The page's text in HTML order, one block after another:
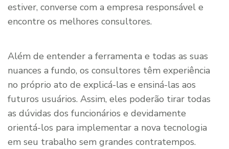
estiver, converse com a empresa responsável e
encontre os melhores consultores.
Além de entender a ferramenta e todas as suas
nuances a fundo, os consultores têm experiência
no próprio ato de explicá-las e ensiná-las aos
futuros usuários. Assim, eles poderão tirar todas
as dúvidas dos funcionários e devidamente
orientá-los para implementar a nova tecnologia
em seu trabalho sem grandes contratempos.